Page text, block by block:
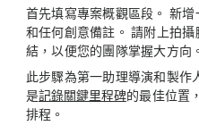
首先填寫專案概觀區段。 新
和任何創意備註。 請附上拍
結，以便您的團隊掌握大方向。
此步驟為第一助理導演和製作
是記錄關鍵里程碑的最佳位置
排程。